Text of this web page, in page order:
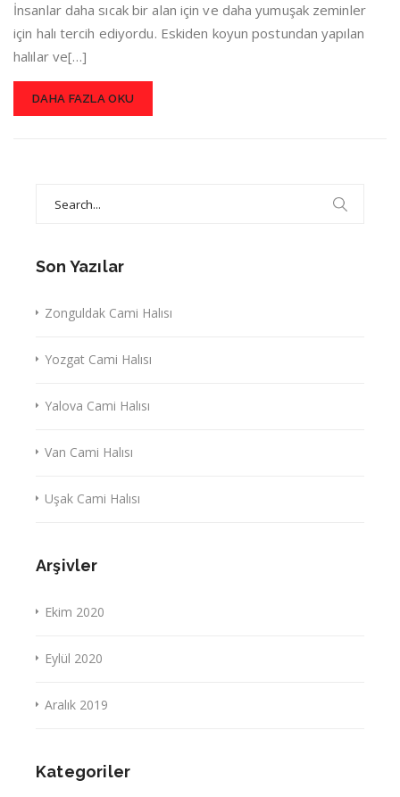
İnsanlar daha sıcak bir alan için ve daha yumuşak zeminler
için halı tercih ediyordu. Eskiden koyun postundan yapılan
halılar ve[…]
DAHA FAZLA OKU
Son Yazılar
Zonguldak Cami Halısı
Yozgat Cami Halısı
Yalova Cami Halısı
Van Cami Halısı
Uşak Cami Halısı
Arşivler
Ekim 2020
Eylül 2020
Aralık 2019
Kategoriler